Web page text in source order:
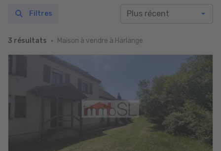
3 résultats Maison à vendre à Harlange
Filtres